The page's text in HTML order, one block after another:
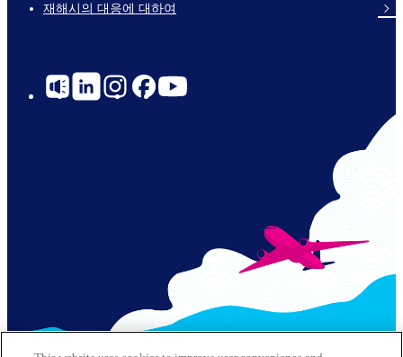
재해시의 대응에 대하여
Social